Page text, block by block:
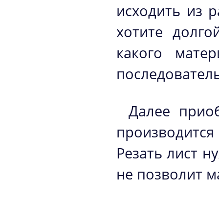
исходить из
хотите
какого
Далее
Резать лист
не позволит